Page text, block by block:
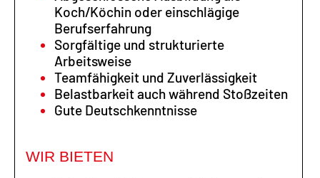
Koch/Köchin oder einschlägige
Berufserfahrung
Sorgfältige und strukturierte
Arbeitsweise
Teamfähigkeit und Zuverlässigkeit
Belastbarkeit auch während Stoßzeiten
Gute Deutschkenntnisse
WIR BIETEN